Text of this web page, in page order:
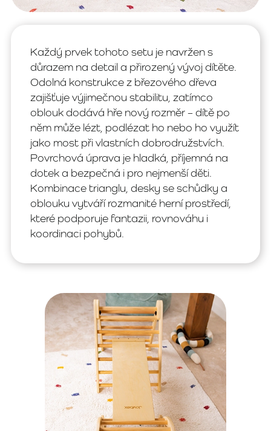
Každý prvek tohoto setu je navržen s
důrazem na detail a přirozený vývoj dítěte.
Odolná konstrukce z březového dřeva
zajišťuje výjimečnou stabilitu, zatímco
oblouk dodává hře nový rozměr – dítě po
něm může lézt, podlézat ho nebo ho využít
jako most při vlastních dobrodružstvích.
Povrchová úprava je hladká, příjemná na
dotek a bezpečná i pro nejmenší děti.
Kombinace trianglu, desky se schůdky a
oblouku vytváří rozmanité herní prostředí,
které podporuje fantazii, rovnováhu i
koordinaci pohybů.